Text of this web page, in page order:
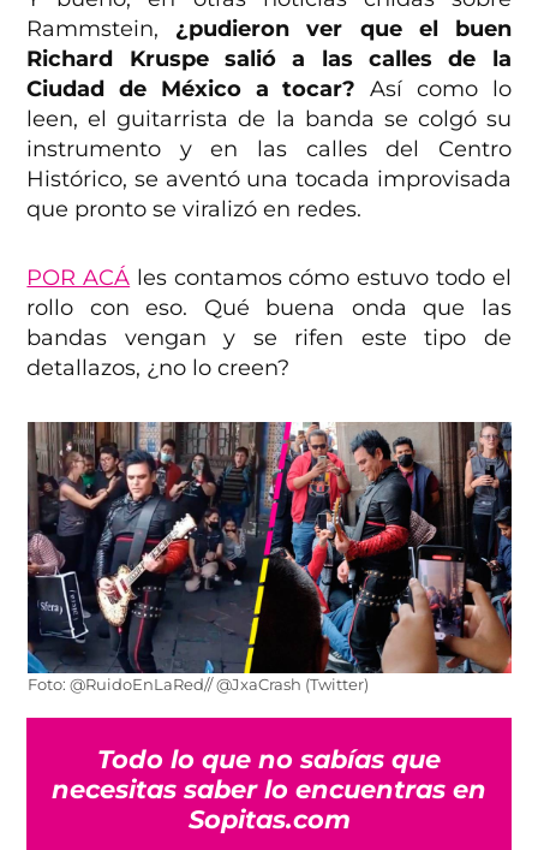
Rammstein, ¿pudieron ver que el buen
Richard Kruspe salió a las calles de la
Ciudad de México a tocar? Así como lo
leen, el guitarrista de la banda se colgó su
instrumento y en las calles del Centro
Histórico, se aventó una tocada improvisada
que pronto se viralizó en redes.
POR ACÁ les contamos cómo estuvo todo el
rollo con eso. Qué buena onda que las
bandas vengan y se rifen este tipo de
detallazos, ¿no lo creen?
Foto: @RuidoEnLaRed// @JxaCrash (Twitter)
Todo lo que no sabías que
necesitas saber lo encuentras en
Sopitas.com